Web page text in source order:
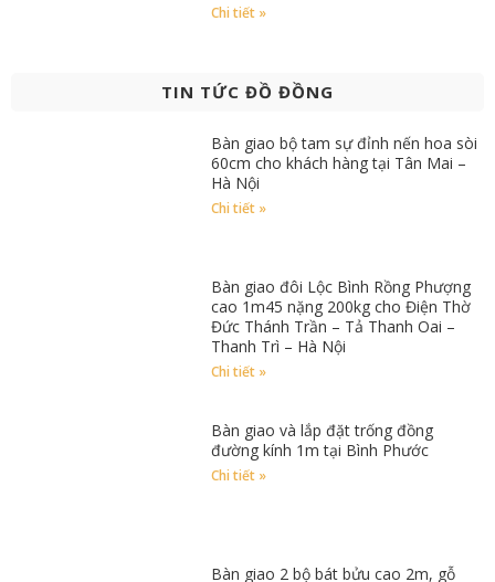
Chi tiết »
TIN TỨC ĐỒ ĐỒNG
Bàn giao bộ tam sự đỉnh nến hoa sòi
60cm cho khách hàng tại Tân Mai –
Hà Nội
Chi tiết »
Bàn giao đôi Lộc Bình Rồng Phượng
cao 1m45 nặng 200kg cho Điện Thờ
Đức Thánh Trần – Tả Thanh Oai –
Thanh Trì – Hà Nội
Chi tiết »
Bàn giao và lắp đặt trống đồng
đường kính 1m tại Bình Phước
Chi tiết »
Bàn giao 2 bộ bát bửu cao 2m, gỗ